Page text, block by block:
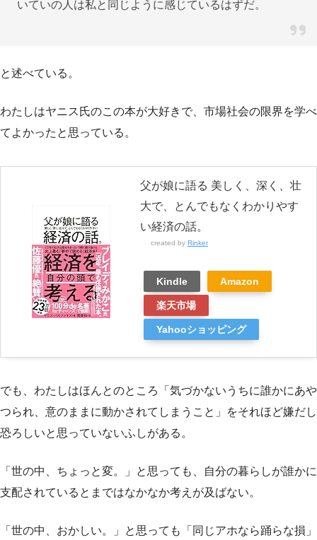
いていの人は私と同じように感じているはずだ。
と述べている。
わたしはヤニス氏のこの本が大好きで、市場社会の限界を学べ
てよかったと思っている。
父が娘に語る 美しく、深く、壮
大で、とんでもなくわかりやす
い経済の話。
created by Rinker
Kindle Amazon
楽天市場
Yahooショッピング
でも、わたしはほんとのところ「気づかないうちに誰かにあや
つられ、意のままに動かされてしまうこと」をそれほど嫌だし
恐ろしいと思っていないふしがある。
「世の中、ちょっと変。」と思っても、自分の暮らしが誰かに
支配されているとまではなかなか考えが及ばない。
「世の中、おかしい。」と思っても「同じアホなら踊らな損」